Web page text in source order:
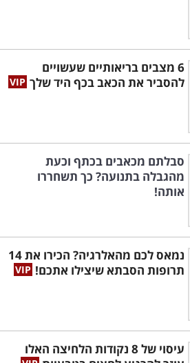
6 מצבים בריאותיים שעשויים
להסביר את הכאב בכף היד שלך
סבלתם מכאבים בכתף וכעת
מהגבלה בתנועה? כך תשחררו
אותה!
נמאס לכם מהאלרגיה? הכירו את 14
תרופות הסבתא שיצילו אתכם!
עיסוי של 8 נקודות הלחיצה האלו